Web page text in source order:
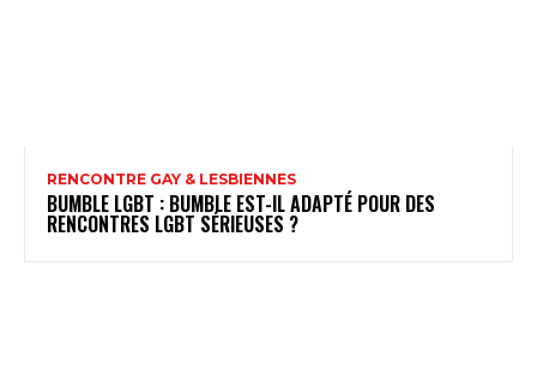
RENCONTRE GAY & LESBIENNES
BUMBLE LGBT : BUMBLE EST-IL ADAPTÉ POUR DES
RENCONTRES LGBT SÉRIEUSES ?